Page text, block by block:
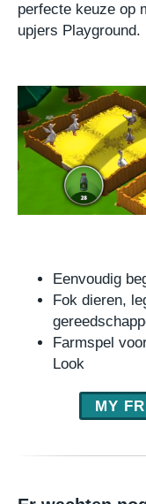
perfecte keuze op
upjers Playground.
Eenvoudig
Fok dieren,
Farmspel
Look
MY